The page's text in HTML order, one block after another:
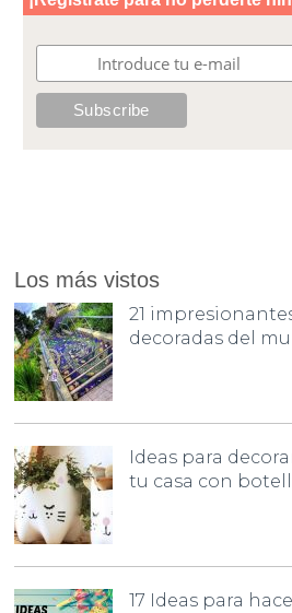
Los más vistos
21
decoradas del
Ideas para
tu casa con
17 Ideas para